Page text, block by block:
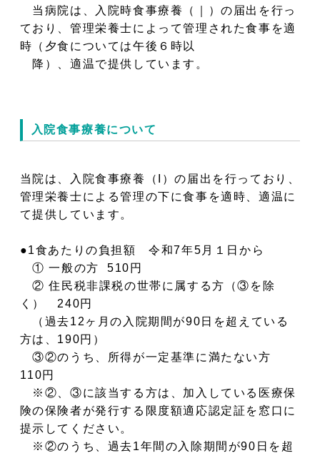
当病院は、入院時食事療養（｜）の届出を行っ
ており、管理栄養士によって管理された食事を適
時（夕食については午後６時以
降）、適温で提供しています。
入院食事療養について
当院は、入院食事療養（I）の届出を行っており、
管理栄養士による管理の下に食事を適時、適温に
て提供しています。
●1食あたりの負担額 令和7年5月１日から
① 一般の方 510円
② 住民税非課税の世帯に属する方（③を除
く） 240円
（過去12ヶ月の入院期間が90日を超えている
方は、190円）
③②のうち、所得が一定基準に満たない方
110円
※②、③に該当する方は、加入している医療保
険の保険者が発行する限度額適応認定証を窓口に
提示してください。
※②のうち、過去1年間の入除期間が90日を超